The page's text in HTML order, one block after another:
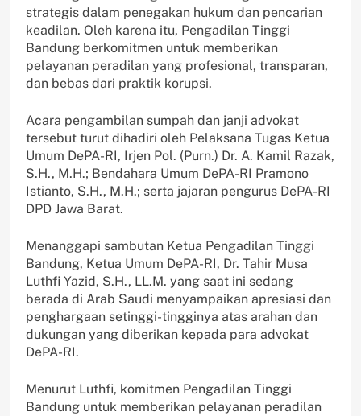
strategis dalam penegakan hukum dan pencarian
keadilan. Oleh karena itu, Pengadilan Tinggi
Bandung berkomitmen untuk memberikan
pelayanan peradilan yang profesional, transparan,
dan bebas dari praktik korupsi.
Acara pengambilan sumpah dan janji advokat
tersebut turut dihadiri oleh Pelaksana Tugas Ketua
Umum DePA-RI, Irjen Pol. (Purn.) Dr. A. Kamil Razak,
S.H., M.H.; Bendahara Umum DePA-RI Pramono
Istianto, S.H., M.H.; serta jajaran pengurus DePA-RI
DPD Jawa Barat.
Menanggapi sambutan Ketua Pengadilan Tinggi
Bandung, Ketua Umum DePA-RI, Dr. Tahir Musa
Luthfi Yazid, S.H., LL.M. yang saat ini sedang
berada di Arab Saudi menyampaikan apresiasi dan
penghargaan setinggi-tingginya atas arahan dan
dukungan yang diberikan kepada para advokat
DePA-RI.
Menurut Luthfi, komitmen Pengadilan Tinggi
Bandung untuk memberikan pelayanan peradilan